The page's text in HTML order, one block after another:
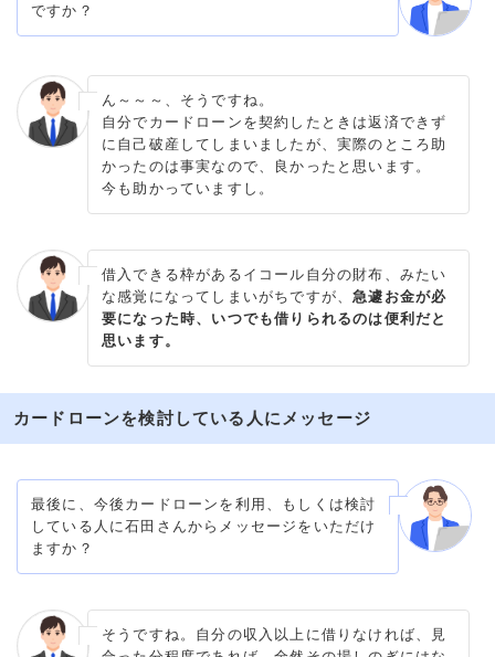
ですか？
ん～～～、そうですね。
自分でカードローンを契約したときは返済できず
に自己破産してしまいましたが、実際のところ助
かったのは事実なので、良かったと思います。
今も助かっていますし。
借入できる枠があるイコール自分の財布、みたい
な感覚になってしまいがちですが、急遽お金が必
要になった時、いつでも借りられるのは便利だと
思います。
カードローンを検討している人にメッセージ
最後に、今後カードローンを利用、もしくは検討
している人に石田さんからメッセージをいただけ
ますか？
そうですね。自分の収入以上に借りなければ、見